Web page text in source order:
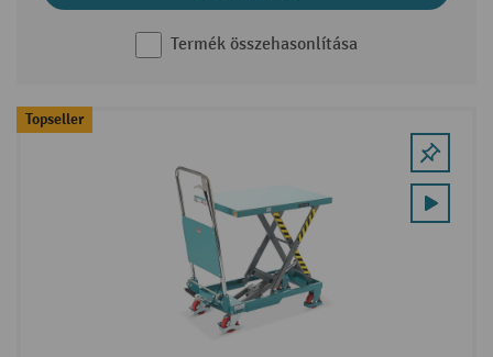
Termék összehasonlítása
Topseller